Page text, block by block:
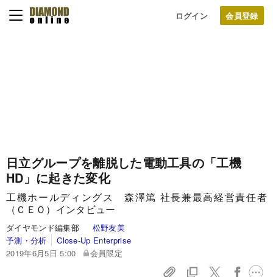
ログイン
日立グループを離脱した電動工具の「工機
HD」に起きた変化
工機ホールディングス 森澤篤 社長兼最高経営責任者
（ＣＥＯ）インタビュー
ダイヤモンド編集部 松野友美
予測・分析
Close-Up Enterprise
2019年6月5日 5:00
会員限定